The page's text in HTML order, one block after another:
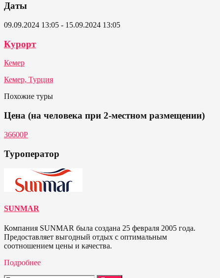
Даты
09.09.2024 13:05 - 15.09.2024 13:05
Курорт
Кемер
Кемер, Турция
Похожие туры
Цена (на человека при 2-местном размещении)
36600Р
Туроператор
SUNMAR
Компания SUNMAR была создана 25 февраля 2005 года.
Предоставляет выгодный отдых с оптимальным
соотношением цены и качества.
Подробнее